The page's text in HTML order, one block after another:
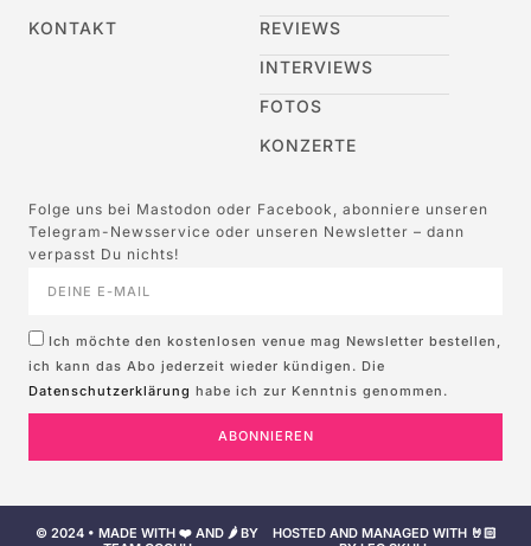
KONTAKT
REVIEWS
INTERVIEWS
FOTOS
KONZERTE
Folge uns bei Mastodon oder Facebook, abonniere unseren
Telegram-Newsservice oder unseren Newsletter – dann
verpasst Du nichts!
Ich möchte den kostenlosen venue mag Newsletter bestellen,
ich kann das Abo jederzeit wieder kündigen. Die
Datenschutzerklärung habe ich zur Kenntnis genommen.
ABONNIEREN
© 2024 • MADE WITH ❤️ AND 🌶️ BY
HOSTED AND MANAGED WITH 🤘🏻